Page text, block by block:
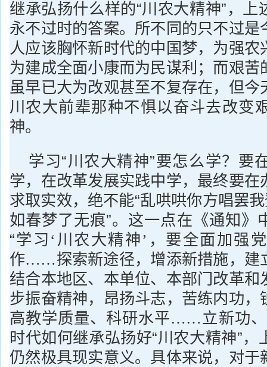
继承弘扬什么样的“川农大精神”，上
永不过时的答案。所不同的只不过是
人应该胸怀新时代的中国梦，为强农
为建成全面小康而为民谋利；而艰苦
虽早已大为改观甚至不复存在，但今
川农大前辈那种不惧以奋斗去改变
神。
学习“川农大精神”要怎么学？要
学，在改革发展实践中学，最终要在
求取实效，绝不能“乱哄哄你方唱罢
如春梦了无痕”。这一点在《通知
“学习‘川农大精神’，要全面加强
作……探索新途径，增添新措施，
结合本地区、本单位、本部门改革和
步振奋精神，昂扬斗志，苦练内功，
高教学质量、科研水平……立新功
时代如何继承弘扬好“川农大精神”，
仍然极具现实意义。具体来说，对于